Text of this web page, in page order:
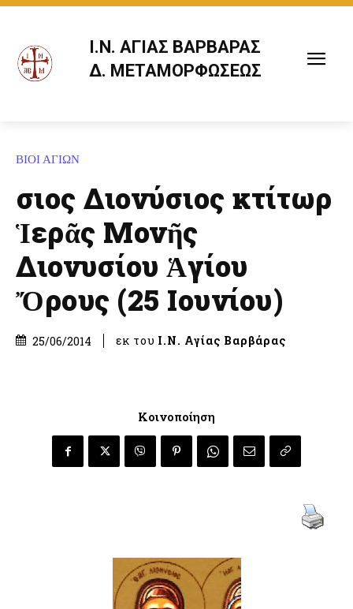
Ι.Ν. ΑΓΙΑΣ ΒΑΡΒΑΡΑΣ
Δ. ΜΕΤΑΜΟΡΦΩΣΕΩΣ
ΒΙΟΙ ΑΓΙΩΝ
Ὅσιος Διονύσιος κτίτωρ
Ἱερᾶς Μονῆς
Διονυσίου Ἁγίου
Ὄρους (25 Ιουνίου)
25/06/2014 εκ του Ι.Ν. Αγίας Βαρβάρας
Κοινοποίηση